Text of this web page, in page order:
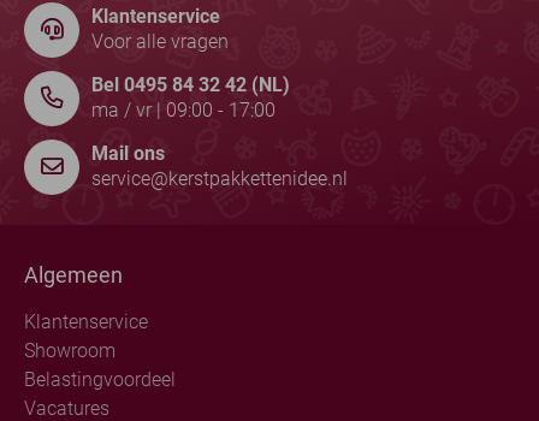
Klantenservice
Voor alle vragen
Bel 0495 84 32 42 (NL)
ma / vr | 09:00 - 17:00
Mail ons
service@kerstpakkettenidee.nl
Algemeen
Klantenservice
Showroom
Belastingvoordeel
Vacatures